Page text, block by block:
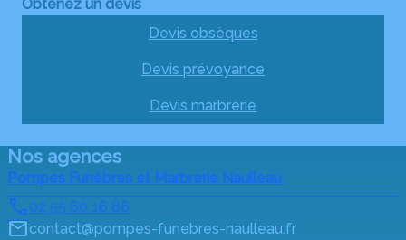
Obtenez un devis
Devis obsèques
Devis prévoyance
Devis marbrerie
Nos agences
Pompes Funèbres et Marbrerie Naulleau
02 55 60 16 86
contact@pompes-funebres-naulleau.fr